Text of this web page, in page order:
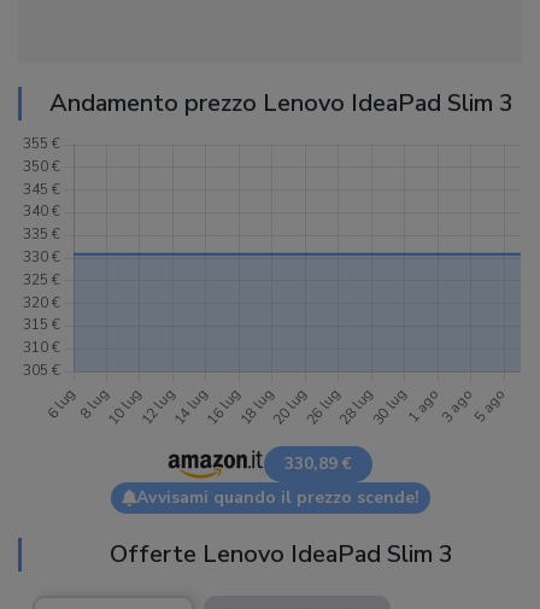
Andamento prezzo Lenovo IdeaPad Slim 3
330,89 €
Avvisami quando il prezzo scende!
Offerte Lenovo IdeaPad Slim 3